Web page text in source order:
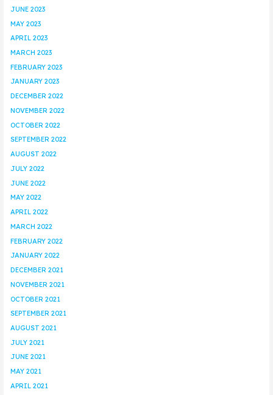
JUNE 2023
MAY 2023
APRIL 2023
MARCH 2023
FEBRUARY 2023
JANUARY 2023
DECEMBER 2022
NOVEMBER 2022
OCTOBER 2022
SEPTEMBER 2022
AUGUST 2022
JULY 2022
JUNE 2022
MAY 2022
APRIL 2022
MARCH 2022
FEBRUARY 2022
JANUARY 2022
DECEMBER 2021
NOVEMBER 2021
OCTOBER 2021
SEPTEMBER 2021
AUGUST 2021
JULY 2021
JUNE 2021
MAY 2021
APRIL 2021